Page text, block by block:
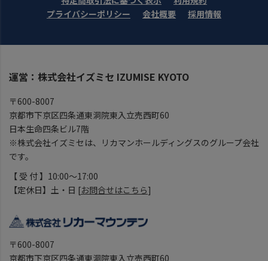
プライバシーポリシー
会社概要 採用情報
運営：株式会社イズミセ IZUMISE KYOTO
〒600-8007
京都市下京区四条通東洞院東入立売西町60
日本生命四条ビル7階
※株式会社イズミセは、リカマンホールディングスのグループ会社
です。
【 受 付 】10:00～17:00
【定休日】土・日 [お問合せはこちら]
〒600-8007
京都市下京区四条通東洞院東入立売西町60